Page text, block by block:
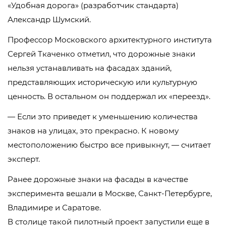
«Удобная дорога» (разработчик стандарта)
Александр Шумский.
Профессор Московского архитектурного института
Сергей Ткаченко отметил, что дорожные знаки
нельзя устанавливать на фасадах зданий,
представляющих историческую или культурную
ценность. В остальном он поддержал их «переезд».
— Если это приведет к уменьшению количества
знаков на улицах, это прекрасно. К новому
местоположению быстро все привыкнут, — считает
эксперт.
Ранее дорожные знаки на фасады в качестве
эксперимента вешали в Москве, Санкт-Петербурге,
Владимире и Саратове.
В столице такой пилотный проект запустили еще в